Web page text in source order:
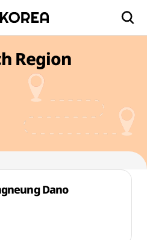
Region
Dano